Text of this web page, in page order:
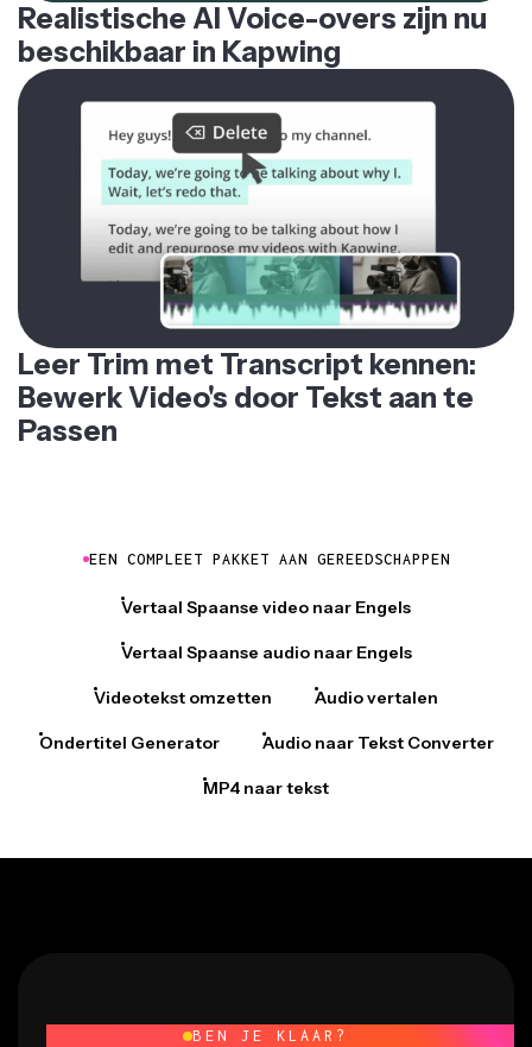
Realistische AI Voice-overs zijn nu
beschikbaar in Kapwing
Leer Trim met Transcript kennen:
Bewerk Video's door Tekst aan te
Passen
EEN COMPLEET PAKKET AAN GEREEDSCHAPPEN
Vertaal Spaanse video naar Engels
Vertaal Spaanse audio naar Engels
Videotekst omzetten Audio vertalen
Ondertitel Generator Audio naar Tekst Converter
MP4 naar tekst
BEN JE KLAAR?